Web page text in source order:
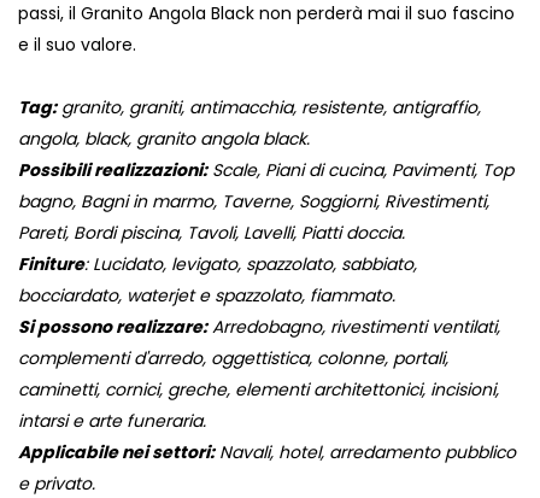
passi, il Granito Angola Black non perderà mai il suo fascino
e il suo valore.
Tag:granito, graniti, antimacchia, resistente, antigraffio,
angola, black, granito angola black.
Possibili realizzazioni:Scale, Piani di cucina, Pavimenti, Top
bagno, Bagni in marmo, Taverne, Soggiorni, Rivestimenti,
Pareti, Bordi piscina, Tavoli, Lavelli, Piatti doccia.
Finiture: Lucidato, levigato, spazzolato, sabbiato,
bocciardato, waterjet e spazzolato, fiammato.
Si possono realizzare:Arredobagno, rivestimenti ventilati,
complementi d'arredo, oggettistica, colonne, portali,
caminetti, cornici, greche, elementi architettonici, incisioni,
intarsi e arte funeraria.
Applicabile nei settori:Navali, hotel, arredamento pubblico
e privato.